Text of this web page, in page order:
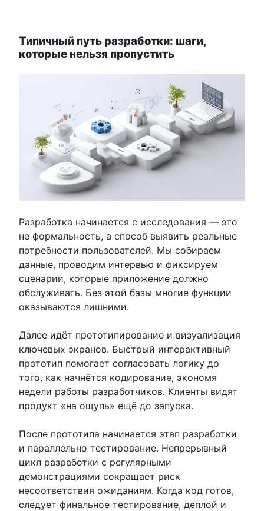
Типичный путь разработки: шаги,
которые нельзя пропустить
Разработка начинается с исследования — это
не формальность, а способ выявить реальные
потребности пользователей. Мы собираем
данные, проводим интервью и фиксируем
сценарии, которые приложение должно
обслуживать. Без этой базы многие функции
оказываются лишними.
Далее идёт прототипирование и визуализация
ключевых экранов. Быстрый интерактивный
прототип помогает согласовать логику до
того, как начнётся кодирование, экономя
недели работы разработчиков. Клиенты видят
продукт «на ощупь» ещё до запуска.
После прототипа начинается этап разработки
и параллельно тестирование. Непрерывный
цикл разработки с регулярными
демонстрациями сокращает риск
несоответствия ожиданиям. Когда код готов,
следует финальное тестирование, деплой и